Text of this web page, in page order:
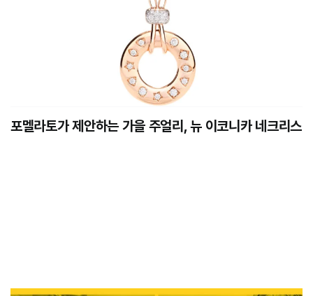
포멜라토가 제안하는 가을 주얼리, 뉴 이코니카 네크리스